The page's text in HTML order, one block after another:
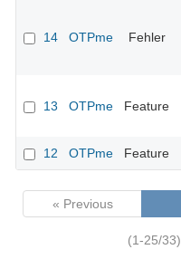
14 OTPme Fehler
13 OTPme Feature
12
OTPme Feature
« Previous
(1-25/33)